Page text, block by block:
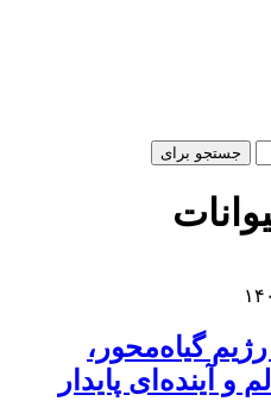
جستجو برای
۱۳
گیاه‌محور،
آینده‌ای پایدار